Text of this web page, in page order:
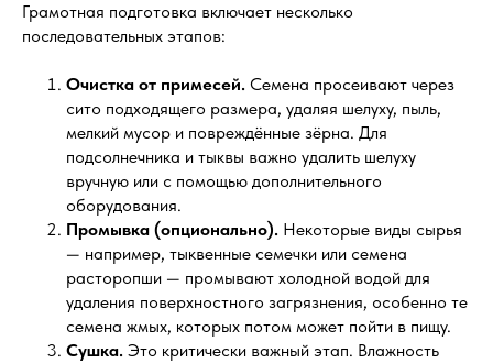
Грамотная подготовка включает несколько
последовательных этапов:
Очистка от примесей. Семена просеивают через
сито подходящего размера, удаляя шелуху, пыль,
мелкий мусор и повреждённые зёрна. Для
подсолнечника и тыквы важно удалить шелуху
вручную или с помощью дополнительного
оборудования.
Промывка (опционально). Некоторые виды сырья
— например, тыквенные семечки или семена
расторопши — промывают холодной водой для
удаления поверхностного загрязнения, особенно те
семена жмых, которых потом может пойти в пищу.
Сушка. Это критически важный этап. Влажность